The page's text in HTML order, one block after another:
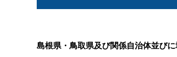
島根県・鳥取県及び関係自治体並び